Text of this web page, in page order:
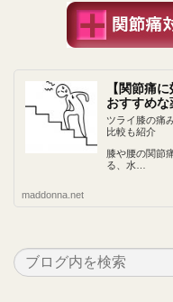
【関節痛
おすすめ
ツライ膝の痛
比較も紹介
膝や腰の関節
る、水…
maddonna.net